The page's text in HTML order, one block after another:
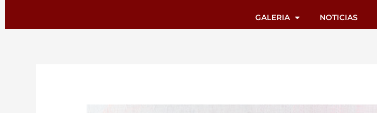
GALERIA NOTICIAS